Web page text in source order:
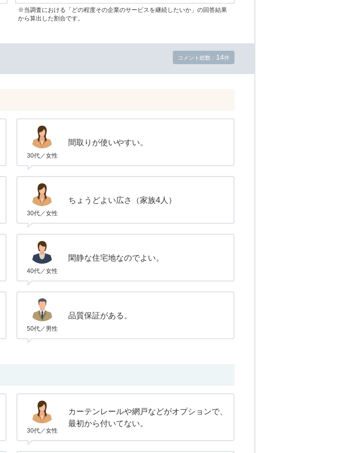
※当調査における「どの程度その企業のサービスを継続したいか」の回答結果
から算出した割合です。
コメント総数： 14件
30代／女性
間取りが使いやすい。
30代／女性
ちょうどよい広さ（家族4人）
40代／女性
閑静な住宅地なのでよい。
50代／男性
品質保証がある。
30代／女性
カーテンレールや網戸などがオプションで、
最初から付いてない。